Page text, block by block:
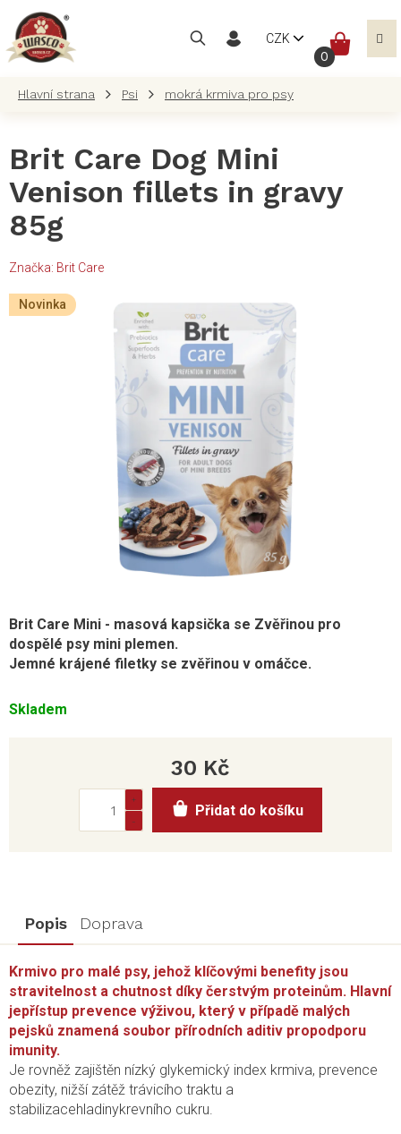
obsah
CZK
Psi mokrá krmiva pro psy
Brit Care Dog Mini
Venison fillets in gravy
85g
Značka: Brit Care
Novinka
Skladem
Brit Care Mini - masová kapsička se Zvěřinou pro
dospělé psy mini plemen.
Jemné krájené filetky se zvěřinou v omáčce.
30 Kč
cena:
Přidat do košíku
Popis Doprava
Krmivo pro malé psy, jehož klíčovými benefity jsou
stravitelnost a chutnost díky čerstvým proteinům. Hlavní
jepřístup prevence výživou, který v případě malých
pejsků znamená soubor přírodních aditiv propodporu
imunity.
Je rovněž zajištěn nízký glykemický index krmiva, prevence
obezity, nižší zátěž trávicího traktu a
stabilizacehladinykrevního cukru.